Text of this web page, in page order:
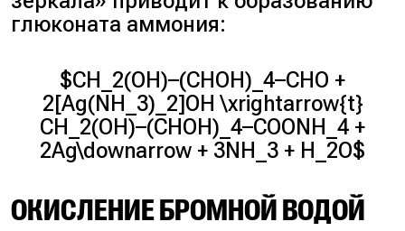
глюконата аммония:
$CH_2(OH)–(CHOH)_4–CHO +
2[Ag(NH_3)_2]OH \xrightarrow{t}
CH_2(OH)–(CHOH)_4–COONH_4 +
2Ag\downarrow + 3NH_3 + H_2O$
ОКИСЛЕНИЕ БРОМНОЙ ВОДОЙ